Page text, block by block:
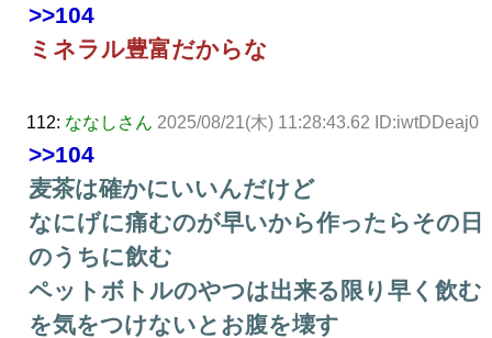
>>104
ミネラル豊富だからな
112: ななしさん 2025/08/21(木) 11:28:43.62 ID:iwtDDeaj0
>>104
麦茶は確かにいいんだけど
なにげに痛むのが早いから作ったらその日
のうちに飲む
ペットボトルのやつは出来る限り早く飲む
を気をつけないとお腹を壊す